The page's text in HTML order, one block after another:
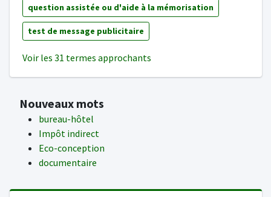
question assistée ou d'aide à la mémorisation
test de message publicitaire
Voir les 31 termes approchants
Nouveaux mots
bureau-hôtel
Impôt indirect
Eco-conception
documentaire